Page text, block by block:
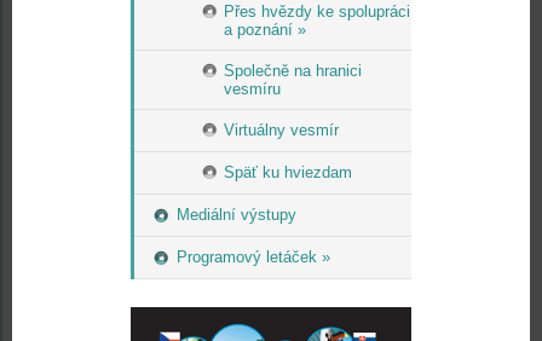
Přes hvězdy ke spolupráci
a poznání »
Společně na hranici
vesmíru
Virtuálny vesmír
Späť ku hviezdam
Mediální výstupy
Programový letáček »